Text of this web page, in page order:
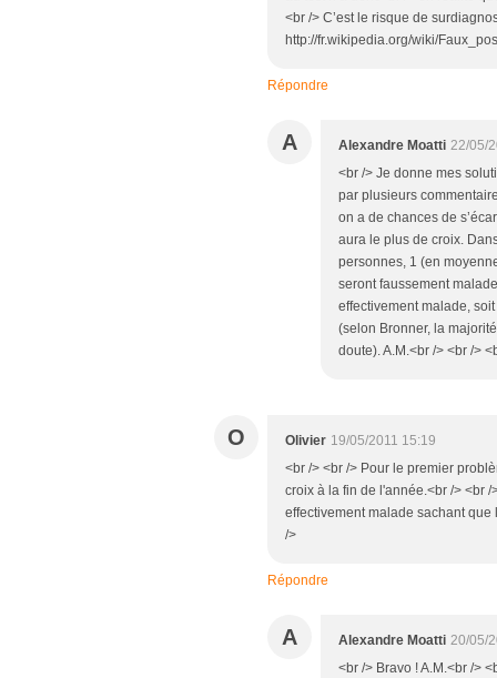
<br /> C’est le risque de
http://fr.wikipedia.org/wiki/
Répondre
A Alexandre Moatti 22/05/
<br /> Je donne mes
par plusieurs
on a de chances de
aura le plus de croix.
personnes, 1 (en
seront faussement
effectivement malade,
(selon Bronner, la
doute). A.M.<br /> <br />
O Olivier 19/05/2011 15:19
<br /> <br /> Pour le premier
croix à la fin de l'année.<br /> <br
effectivement malade sachant que
/>
Répondre
A Alexandre Moatti 20/05/
<br /> Bravo ! A.M.<br />